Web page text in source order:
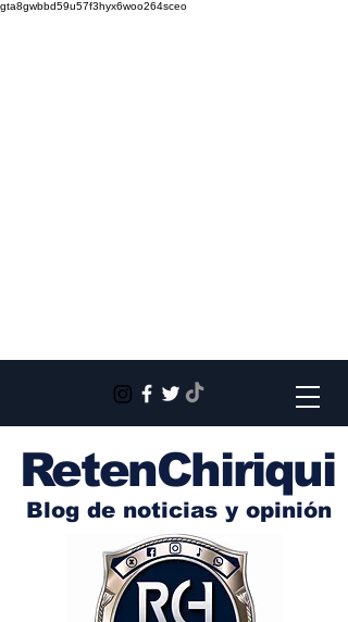
gta8gwbbd59u57f3hyx6woo264sceo
RetenChiriqui
Blog de noticias y opinión